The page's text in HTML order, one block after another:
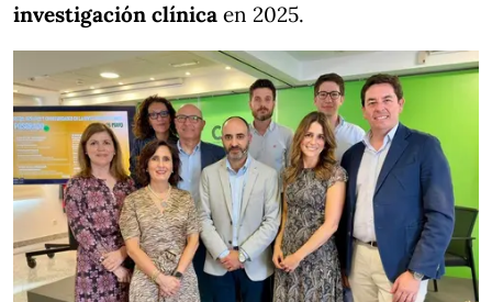
investigación clínica en 2025.